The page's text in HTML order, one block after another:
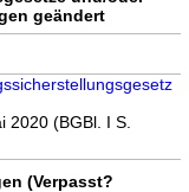
geändert
2020 (BGBl. I S.
(Verpasst?